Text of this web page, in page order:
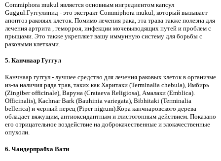
Commiphora mukul является основным ингредиентом капсул
Guggul.Гуггулипид - это экстракт Commiphora mukul, который вызывает
апоптоз раковых клеток. Помимо лечения рака, эта трава также полезна для
лечения артрита , геморроя, инфекции мочевыводящих путей и проблем с
прыщами. Это также укрепляет вашу иммунную систему для борьбы с
раковыми клетками.
5. Канчнаар Гуггул
Канчнаар гуггул - лучшее средство для лечения раковых клеток в организме
из-за наличия ряда трав, таких как Харитаки (Terminalia chebula), Имбирь
(Zingiber officinale), Варуна (Crataeva Religiosa), Амалаки (Emblica).
Officinalis), Kachnar Bark (Bauhinia variegata), Bibhitaki (Terminalia
bellerica) и черный перец (Piper nigrum).Кора канчнаровского дерева
обладает вяжущим, антиоксидантным и глистогонным действием. Показано
его отрицательное воздействие на доброкачественные и злокачественные
опухоли.
6. Чандерпрабха Вати